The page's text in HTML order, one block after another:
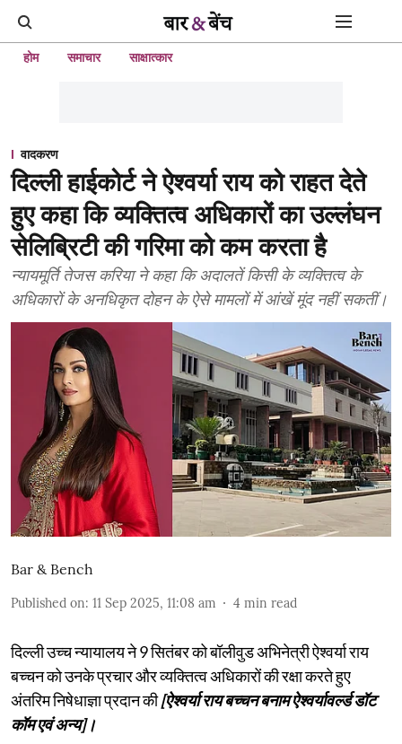
होम समाचार साक्षात्कार
वादकरण
दिल्ली हाईकोर्ट ने ऐश्वर्या राय को राहत देते
हुए कहा कि व्यक्तित्व अधिकारों का उल्लंघन
सेलिब्रिटी की गरिमा को कम करता है
न्यायमूर्ति तेजस करिया ने कहा कि अदालतें किसी के व्यक्तित्व के
अधिकारों के अनधिकृत दोहन के ऐसे मामलों में आंखें मूंद नहीं सकतीं।
Bar & Bench
Published on: 11 Sep 2025, 11:08 am 4 min read
दिल्ली उच्च न्यायालय ने 9 सितंबर को बॉलीवुड अभिनेत्री ऐश्वर्या राय
बच्चन को उनके प्रचार और व्यक्तित्व अधिकारों की रक्षा करते हुए
अंतरिम निषेधाज्ञा प्रदान की[ऐश्वर्या राय बच्चन बनाम ऐश्वर्यावर्ल्ड डॉट
कॉम एवं अन्य]।